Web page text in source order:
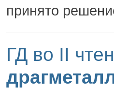
принято
ГД во II